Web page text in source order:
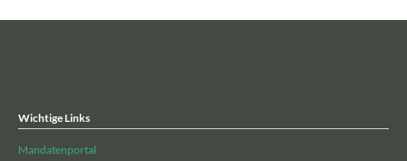
Wichtige Links
Mandatenportal